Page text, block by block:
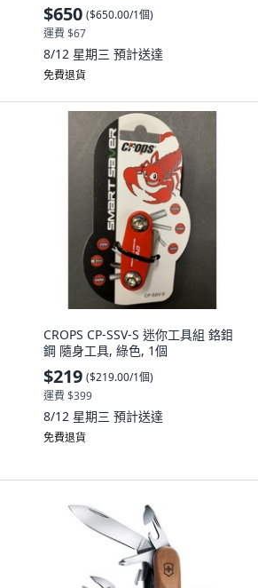
$650 ($650.00/1個)
運費 $67
8/12 星期三 預計送達
免費退貨
CROPS CP-SSV-S 迷你工具組 鉻鉬
鋼 隨身工具, 綠色, 1個
$219 ($219.00/1個)
運費 $399
8/12 星期三 預計送達
免費退貨